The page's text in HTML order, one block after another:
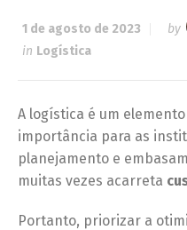
1 de agosto de 2023 by
in Logística
A logística é um
importância para as
planejamento e
muitas vezes acarreta
Portanto, priorizar a